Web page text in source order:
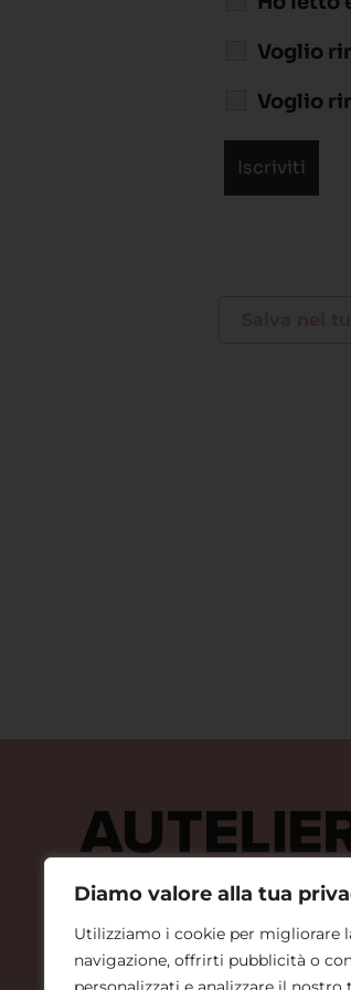
Diamo valore alla tua
Utilizziamo i cookie per migliorare
navigazione, offrirti pubblicità o
Voglio
Voglio